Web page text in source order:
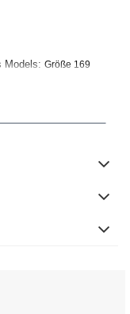
Models: Größe 169